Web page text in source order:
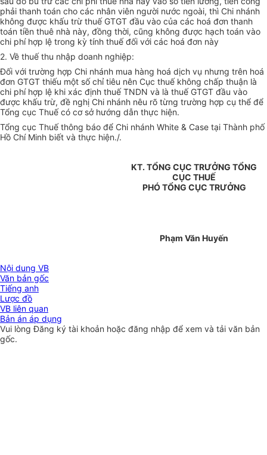
phải thanh toán cho các nhân viên người nước ngoài, thì Chi nhánh
không được khấu trừ thuế GTGT đầu vào của các hoá đơn thanh
toán tiền thuê nhà này, đồng thời, cũng không được hạch toán vào
chi phí hợp lệ trong kỳ tính thuế đối với các hoá đơn này
2. Về thuế thu nhập doanh nghiệp:
Đối với trường hợp Chi nhánh mua hàng hoá dịch vụ nhưng trên hoá
đơn GTGT thiếu một số chỉ tiêu nên Cục thuế không chấp thuận là
chi phí hợp lệ khi xác định thuế TNDN và là thuế GTGT đầu vào
được khấu trừ, đề nghị Chi nhánh nêu rõ từng trường hợp cụ thể để
Tổng cục Thuế có cơ sở hướng dẫn thực hiện.
Tổng cục Thuế thông báo để Chi nhánh White & Case tại Thành phố
Hồ Chí Minh biết và thực hiện./.
KT. TỔNG CỤC TRƯỞNG TỔNG
CỤC THUẾ
PHÓ TỔNG CỤC TRƯỞNG
Phạm Văn Huyến
Nội dung VB
Văn bản gốc
Tiếng anh
Lược đồ
VB liên quan
Bản án áp dụng
Vui lòngĐăng ký tài khoản hoặc đăng nhập để xem và tải văn bản
gốc.